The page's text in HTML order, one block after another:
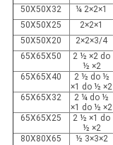
50X50X32
¼ 2×2×1
50X50X25
2×2×1
50X50X20
2×2×3/4
65X65X50
2 ½ ×2 do
½ ×2
65X65X40
2 ½ do ½
×1 do ½ ×2
65X65X32
2 ¼ do ½
×1 do ½ ×2
65X65X25
2 ½ ×1 do
½ ×2
80X80X65 ½ 3×3×2